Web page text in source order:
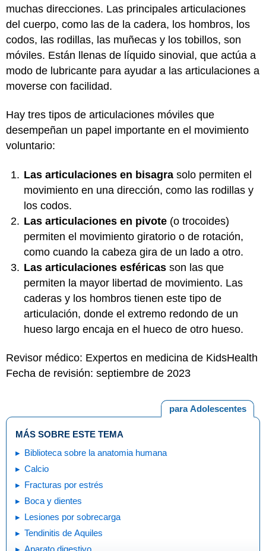
muchas direcciones. Las principales articulaciones
del cuerpo, como las de la cadera, los hombros, los
codos, las rodillas, las muñecas y los tobillos, son
móviles. Están llenas de líquido sinovial, que actúa a
modo de lubricante para ayudar a las articulaciones a
moverse con facilidad.
Hay tres tipos de articulaciones móviles que
desempeñan un papel importante en el movimiento
voluntario:
Las articulaciones en bisagra solo permiten el
movimiento en una dirección, como las rodillas y
los codos.
Las articulaciones en pivote (o trocoides)
permiten el movimiento giratorio o de rotación,
como cuando la cabeza gira de un lado a otro.
Las articulaciones esféricas son las que
permiten la mayor libertad de movimiento. Las
caderas y los hombros tienen este tipo de
articulación, donde el extremo redondo de un
hueso largo encaja en el hueco de otro hueso.
Revisor médico: Expertos en medicina de KidsHealth
Fecha de revisión: septiembre de 2023
para Adolescentes
MÁS SOBRE ESTE TEMA
Biblioteca sobre la anatomia humana
Calcio
Fracturas por estrés
Boca y dientes
Lesiones por sobrecarga
Tendinitis de Aquiles
Aparato digestivo